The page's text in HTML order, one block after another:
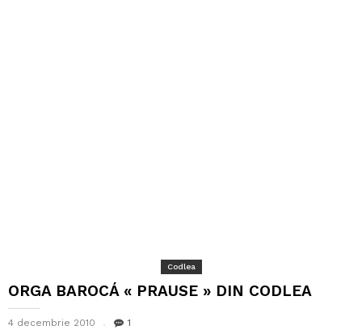
Codlea
ORGA BAROCÁ « PRAUSE » DIN CODLEA
4 decembrie 2010 1